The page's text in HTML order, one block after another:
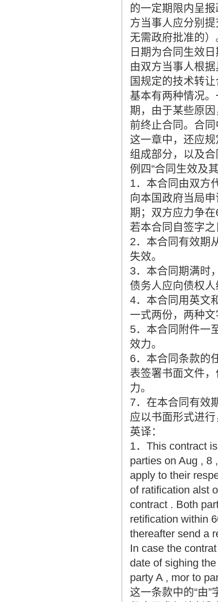
的一定期限内呈
方当事人应分别
无需政府批准的
日期为合同生效
由双方当事人根
国规定的技术转
基本有两种情况
期，由于某些原
前终止合同。合
这一章中，还应
组成部分，以及
例四“合同生效及
1．本合同由双方
向本国政府当局
期；双方应力争
若本合同自签字
2．本合同有效期
失效。
3．本合同期满时
债务人应向债权
4．本合同用英文
一式两份，两种
5．本合同附件一
效力。
6．本合同条款的
表签署书面文件
力。
7．在本合同有效
应以书面形式进
英译：
1．This contract
parties on Aug , 8
apply to their
of ratification alst
contract . Both
retification within
thereafter send a
In case the
date of sighing
party A , mor to
这一条款中的“由